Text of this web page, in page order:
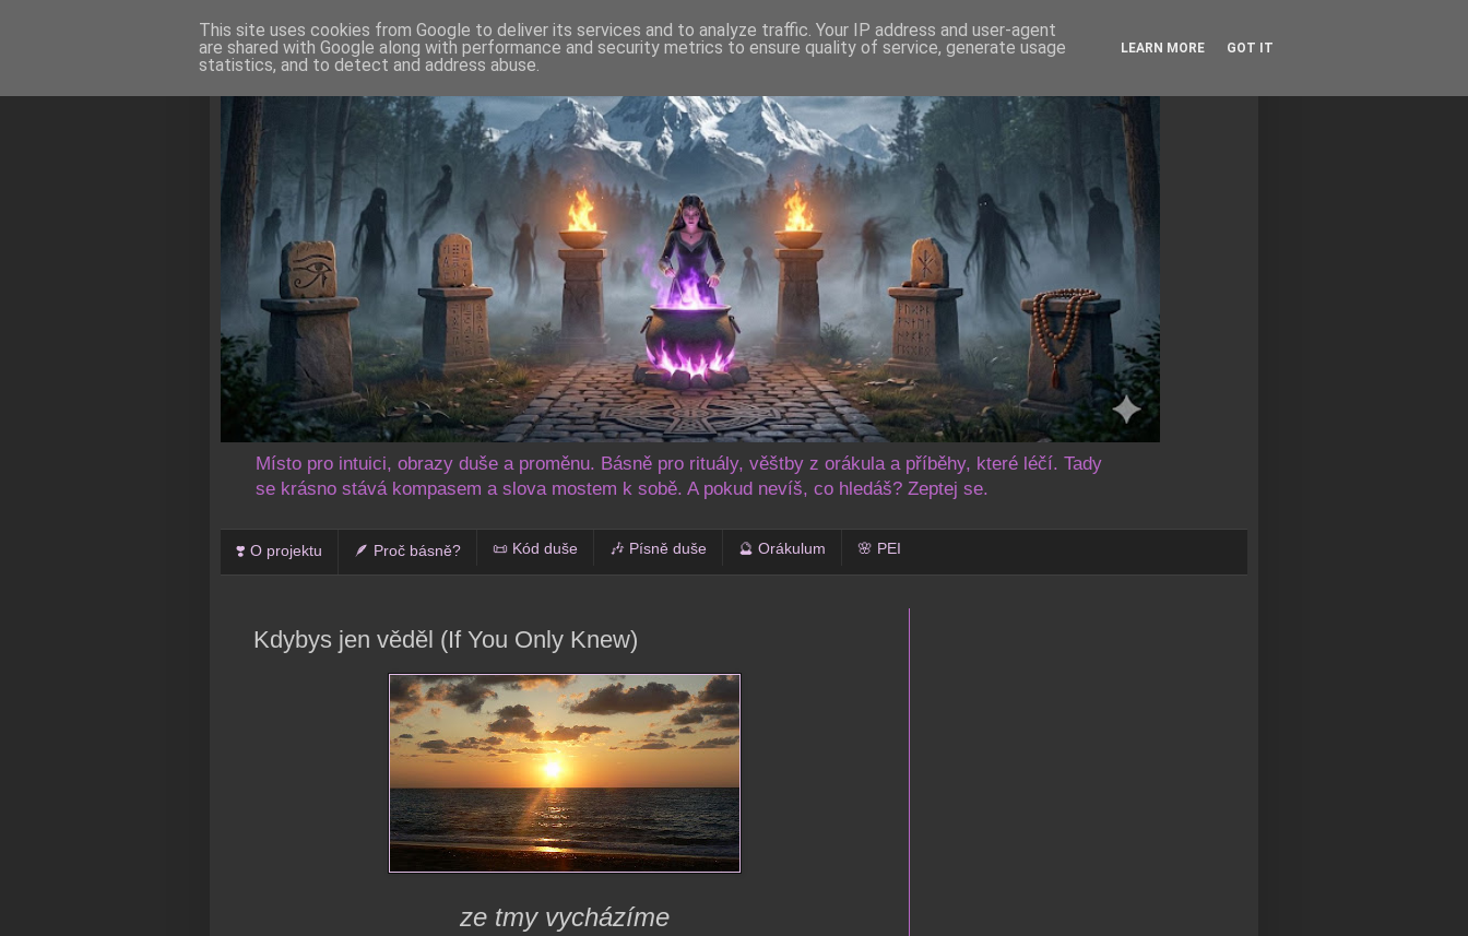
Místo pro intuici, obrazy duše a proměnu. Básně pro rituály, věštby z orákula a příběhy, které léčí. Tady
se krásno stává kompasem a slova mostem k sobě. A pokud nevíš, co hledáš? Zeptej se.
❣️ O projektu 🪶 Proč básně? 📜 Kód duše 🎶 Písně duše 🔮 Orákulum 🌸 PEI
Kdybys jen věděl (If You Only Knew)
ze tmy vycházíme
This site uses cookies from Google to deliver its services and to analyze traffic. Your IP address and user-agent
are shared with Google along with performance and security metrics to ensure quality of service, generate usage
statistics, and to detect and address abuse.
LEARN MORE GOT IT